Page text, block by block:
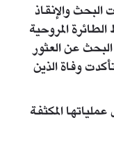
البحث والإنقاذ
المروحية
البحث عن العثور
وقد تأكدت وفاة الذين
المكثفة